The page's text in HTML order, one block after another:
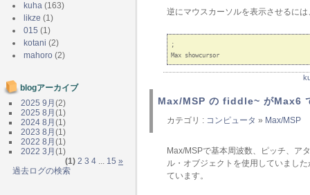
逆にマウスカーソルを表示させるに
;
Max/MSP の fiddle~ がMax6
カテゴリ : コンピュータ » Max/MSP
Max/MSPで基本周波数、ピッチ、ア
ル・オブジェクトを使用していまし
ています。
kuha (163)
likze (1)
015 (1)
kotani (2)
mahoro (2)
blogアーカイブ
2025 9月 (2)
2025 8月 (1)
2024 8月 (1)
2023 8月 (1)
2022 8月 (1)
2022 3月 (1)
(1) 2 3 4 ... 15 »
過去ログの検索